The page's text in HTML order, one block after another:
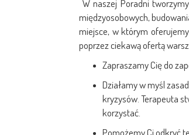
W naszej Poradni
międzyosobowych,
miejsce, w którym
poprzez ciekawą ofertą
Zapraszamy Cię do
Działamy w myśl
kryzysów. Terapeuta
korzystać.
Pomożemy Ci odkryć